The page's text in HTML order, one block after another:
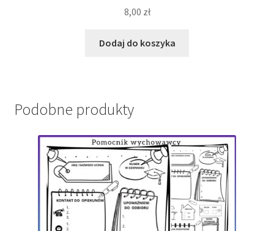
8,00 zł
Dodaj do koszyka
Podobne produkty